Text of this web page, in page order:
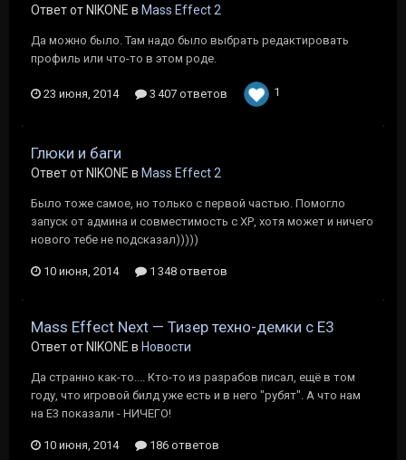
Ответ от NIKONE в Mass Effect 2
Да можно было. Там надо было выбрать редактировать
профиль или что-то в этом роде.
23 июня, 2014 3 407 ответов 1
Глюки и баги
Ответ от NIKONE в Mass Effect 2
Было тоже самое, но только с первой частью. Помогло
запуск от админа и совместимость с ХР, хотя может и ничего
нового тебе не подсказал)))))
10 июня, 2014 1 348 ответов
Mass Effect Next — Тизер техно-демки с E3
Ответ от NIKONE в Новости
Да странно как-то.... Кто-то из разрабов писал, ещё в том
году, что игровой билд уже есть и в него "рубят". А что нам
на Е3 показали - НИЧЕГО!
10 июня, 2014 186 ответов